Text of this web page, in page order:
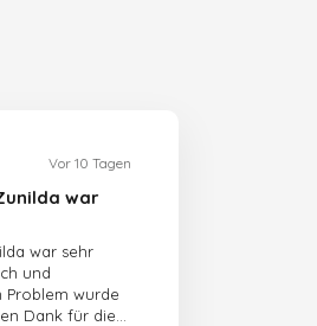
Vor 10 Tagen
war
war sehr
und
Problem wurde
Dank für die